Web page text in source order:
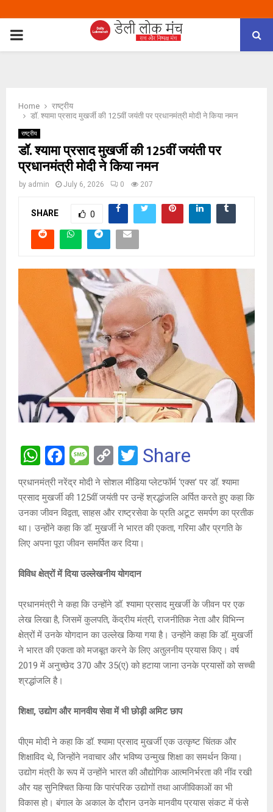
PRIMARY
Home
राष्ट्रीय
डॉ. श्यामा प्रसाद मुखर्जी की 125वीं जयंती पर प्रधानमंत्री मोदी ने किया नमन
राष्ट्रीय
डॉ. श्यामा प्रसाद मुखर्जी की 125वीं जयंती पर
प्रधानमंत्री मोदी ने किया नमन
by admin July 6, 2026 0 207
SHARE 0
W
h
at
s
A
p
p
F
a
ce
b
o
o
k
M
es
s
a
g
e
C
o
py
Li
n
k
T
wi
tt
er
Share
प्रधानमंत्री नरेंद्र मोदी ने सोशल मीडिया प्लेटफॉर्म ‘एक्स’ पर डॉ. श्यामा
प्रसाद मुखर्जी की 125वीं जयंती पर उन्हें श्रद्धांजलि अर्पित करते हुए कहा कि
उनका जीवन विद्वता, साहस और राष्ट्रसेवा के प्रति अटूट समर्पण का प्रतीक
था। उन्होंने कहा कि डॉ. मुखर्जी ने भारत की एकता, गरिमा और प्रगति के
लिए अपना पूरा जीवन समर्पित कर दिया।
विविध क्षेत्रों में दिया उल्लेखनीय योगदान
प्रधानमंत्री ने कहा कि उन्होंने डॉ. श्यामा प्रसाद मुखर्जी के जीवन पर एक
लेख लिखा है, जिसमें कुलपति, केंद्रीय मंत्री, राजनीतिक नेता और विभिन्न
क्षेत्रों में उनके योगदान का उल्लेख किया गया है। उन्होंने कहा कि डॉ. मुखर्जी
ने भारत की एकता को मजबूत करने के लिए अतुलनीय प्रयास किए। वर्ष
2019 में अनुच्छेद 370 और 35(ए) को हटाया जाना उनके प्रयासों को सच्ची
श्रद्धांजलि है।
शिक्षा, उद्योग और मानवीय सेवा में भी छोड़ी अमिट छाप
पीएम मोदी ने कहा कि डॉ. श्यामा प्रसाद मुखर्जी एक उत्कृष्ट चिंतक और
शिक्षाविद थे, जिन्होंने नवाचार और भविष्य उन्मुख शिक्षा का समर्थन किया।
उद्योग मंत्री के रूप में उन्होंने भारत की औद्योगिक आत्मनिर्भरता की नींव रखी
और यह सुनिश्चित किया कि पारंपरिक उद्योगों तथा आजीविकाओं का भी
विकास हो। बंगाल के अकाल के दौरान उनके मानवीय प्रयास संकट में फंसे